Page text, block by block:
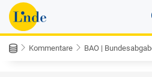
Kommentare BAO |